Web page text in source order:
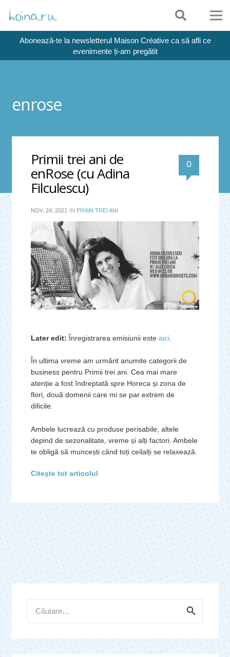
Abonează-te la newsletterul Maison Créative ca să afli ce
evenimente ți-am pregătit
enrose
Primii trei ani de
enRose (cu Adina
Filculescu)
0
NOV. 24, 2021 IN PRIMII TREI ANI
Later edit: Înregistrarea emisiunii este aici
În ultima vreme am urmărit anumite categorii de
business pentru Primii trei ani. Cea mai mare
atenție a fost îndreptată spre Horeca și zona de
flori, două domenii care mi se par extrem de
dificile.
Ambele lucrează cu produse perisabile, altele
depind de sezonalitate, vreme și alți factori. Ambele
te obligă să muncești când toți ceilalți se relaxează.
Citeşte tot articolul
după: